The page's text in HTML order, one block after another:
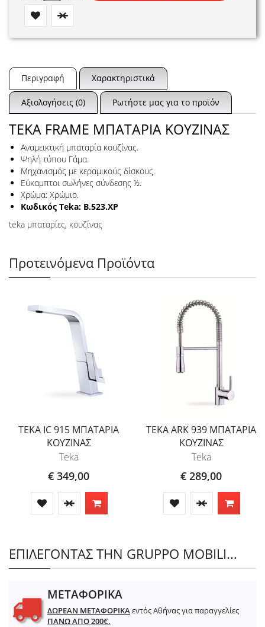
Περιγραφή Χαρακτηριστικά
Αξιολογήσεις (0) Ρωτήστε μας για το προϊόν
TEKA FRAME ΜΠΑΤΑΡΙΑ ΚΟΥΖΙΝΑΣ
Αναμεικτική μπαταρία κουζίνας.
Ψηλή τύπου Γάμα.
Μηχανισμός με κεραμικούς δίσκους.
Εύκαμπτοι σωλήνες σύνδεσης ½.
Χρώμα: Χρώμιο.
Κωδικός Teka: B.523.ΧΡ
teka μπαταρίες, κουζίνας
Προτεινόμενα Προϊόντα
TEKA IC 915 ΜΠΑΤΑΡΙΑ
ΚΟΥΖΙΝΑΣ
Teka
€ 349,00
TEKA ARK 939 ΜΠΑΤΑΡΙΑ
ΚΟΥΖΙΝΑΣ
Teka
€ 289,00
ΕΠΙΛΕΓΟΝΤΑΣ ΤΗΝ GRUPPO MOBILI...
ΜΕΤΑΦΟΡΙΚΑ
ΔΩΡΕΑΝ ΜΕΤΑΦΟΡΙΚΑεντός Αθήνας για παραγγελίες
ΠΑΝΩ ΑΠΟ 200€.